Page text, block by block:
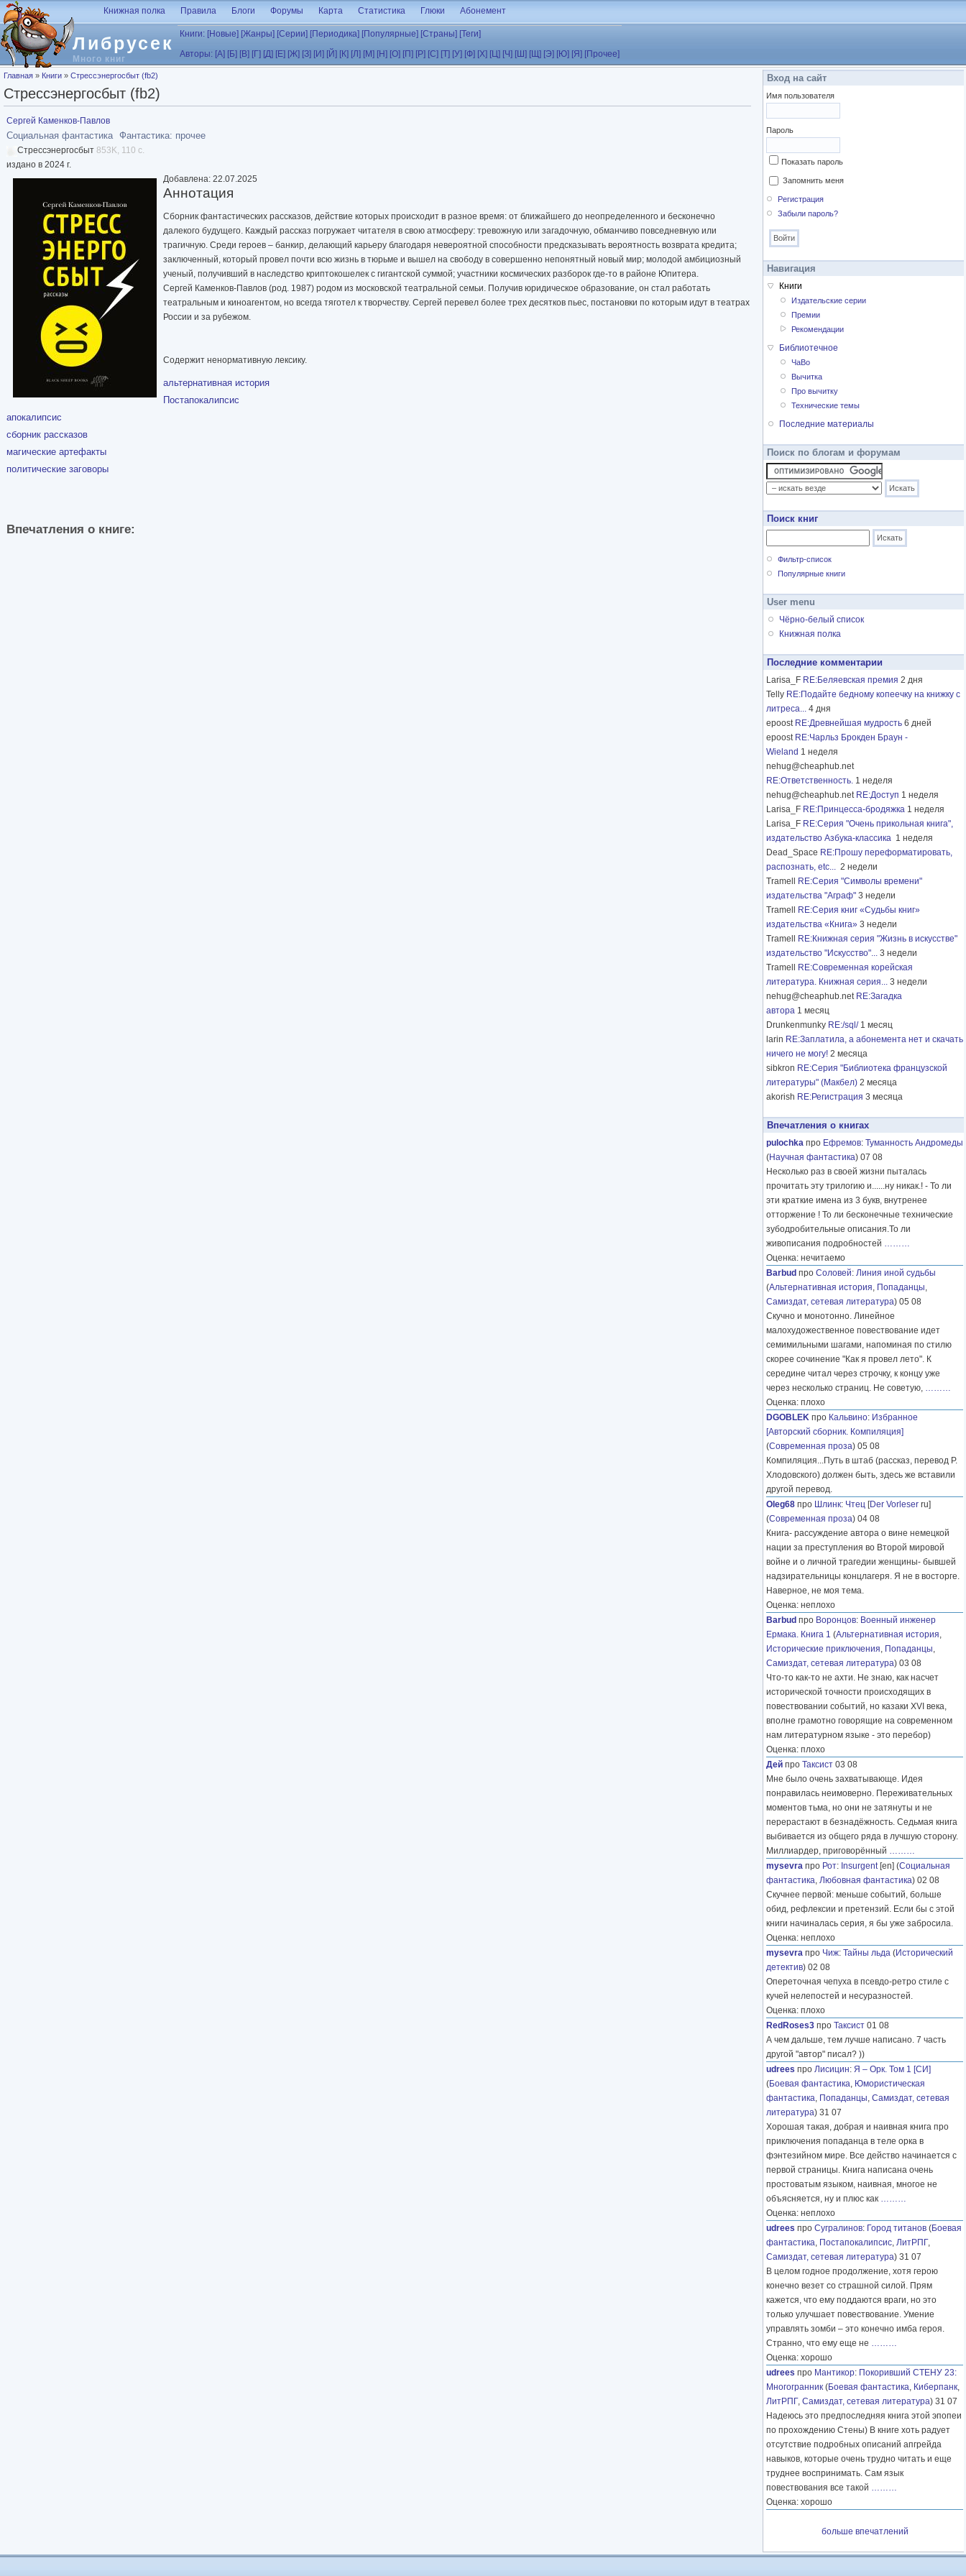
Перейти к основному содержанию
Либрусек
Много книг
Книжная полка Правила Блоги Форумы Карта Статистика Глюки Абонемент
Книги: [Новые] [Жанры] [Серии] [Периодика] [Популярные] [Страны] [Теги]
Авторы: [А] [Б] [В] [Г] [Д] [Е] [Ж] [З] [И] [Й] [К] [Л] [М] [Н] [О] [П] [Р] [С] [Т] [У] [Ф] [Х] [Ц] [Ч] [Ш] [Щ] [Э] [Ю] [Я] [Прочее]
Вы здесь
Главная » Книги » Стрессэнергосбыт (fb2)
Стрессэнергосбыт (fb2)
Сергей Каменков-Павлов
Социальная фантастика Фантастика: прочее
Стрессэнергосбыт 853K, 110 с.
издано в 2024 г.
Добавлена: 22.07.2025
Аннотация
Сборник фантастических рассказов, действие которых происходит в разное время: от ближайшего до неопределенного и бесконечно
далекого будущего. Каждый рассказ погружает читателя в свою атмосферу: тревожную или загадочную, обманчиво повседневную или
трагичную. Среди героев – банкир, делающий карьеру благодаря невероятной способности предсказывать вероятность возврата кредита;
заключенный, который провел почти всю жизнь в тюрьме и вышел на свободу в совершенно непонятный новый мир; молодой амбициозный
ученый, получивший в наследство криптокошелек с гигантской суммой; участники космических разборок где-то в районе Юпитера.
Сергей Каменков-Павлов (род. 1987) родом из московской театральной семьи. Получив юридическое образование, он стал работать
театральным и киноагентом, но всегда тяготел к творчеству. Сергей перевел более трех десятков пьес, постановки по которым идут в театрах
России и за рубежом.
Содержит ненормативную лексику.
альтернативная история
Постапокалипсис
апокалипсис
сборник рассказов
магические артефакты
политические заговоры
Впечатления о книге:
Вход на сайт
Имя пользователя
Пароль
Показать пароль
Запомнить меня
Регистрация
Забыли пароль?
Навигация
Книги
Издательские серии
Премии
Рекомендации
Библиотечное
ЧаВо
Вычитка
Про вычитку
Технические темы
Последние материалы
Поиск по блогам и форумам
Поиск книг
Фильтр-список
Популярные книги
User menu
Чёрно-белый список
Книжная полка
Последние комментарии
Larisa_F RE:Беляевская премия 2 дня
Telly RE:Подайте бедному копеечку на книжку с
литреса... 4 дня
epoost RE:Древнейшая мудрость 6 дней
epoost RE:Чарльз Брокден Браун -
Wieland 1 неделя
nehug@cheaphub.net
RE:Ответственность. 1 неделя
nehug@cheaphub.net RE:Доступ 1 неделя
Larisa_F RE:Принцесса-бродяжка 1 неделя
Larisa_F RE:Серия "Очень прикольная книга",
издательство Азбука-классика 1 неделя
Dead_Space RE:Прошу переформатировать,
распознать, etc... 2 недели
Tramell
RE:Серия "Символы времени"
издательства "Аграф" 3 недели
Tramell
RE:Серия книг «Судьбы книг»
издательства «Книга» 3 недели
Tramell
RE:Книжная серия "Жизнь в искусстве"
издательство "Искусство"... 3 недели
Tramell
RE:Современная корейская
литература. Книжная серия... 3 недели
nehug@cheaphub.net RE:Загадка
автора 1 месяц
Drunkenmunky RE:/sql/ 1 месяц
larin RE:Заплатила, а абонемента нет и скачать
ничего не могу! 2 месяца
sibkron RE:Серия "Библиотека французской
литературы" (Макбел) 2 месяца
akorish RE:Регистрация 3 месяца
Впечатления о книгах
pulochka про Ефремов: Туманность Андромеды
(Научная фантастика) 07 08
Несколько раз в своей жизни пыталась
прочитать эту трилогию и......ну никак.! - То ли
эти краткие имена из 3 букв, внутренее
отторжение ! То ли бесконечные технические
зубодробительные описания.То ли
живописания подробностей ………
Оценка: нечитаемо
Barbud про Соловей: Линия иной судьбы
(Альтернативная история, Попаданцы,
Самиздат, сетевая литература) 05 08
Скучно и монотонно. Линейное
малохудожественное повествование идет
семимильными шагами, напоминая по стилю
скорее сочинение "Как я провел лето". К
середине читал через строчку, к концу уже
через несколько страниц. Не советую, ………
Оценка: плохо
DGOBLEK про Кальвино: Избранное
[Авторский сборник. Компиляция]
(Современная проза) 05 08
Компиляция...Путь в штаб (рассказ, перевод Р.
Хлодовского) должен быть, здесь же вставили
другой перевод.
Oleg68 про Шлинк: Чтец [Der Vorleser ru]
(Современная проза) 04 08
Книга- рассуждение автора о вине немецкой
нации за преступления во Второй мировой
войне и о личной трагедии женщины- бывшей
надзирательницы концлагеря. Я не в восторге.
Наверное, не моя тема.
Оценка: неплохо
Barbud про Воронцов: Военный инженер
Ермака. Книга 1 (Альтернативная история,
Исторические приключения, Попаданцы,
Самиздат, сетевая литература) 03 08
Что-то как-то не ахти. Не знаю, как насчет
исторической точности происходящих в
повествовании событий, но казаки XVI века,
вполне грамотно говорящие на современном
нам литературном языке - это перебор)
Оценка: плохо
Дей про Таксист 03 08
Мне было очень захватывающе. Идея
понравилась неимоверно. Переживательных
моментов тьма, но они не затянуты и не
перерастают в безнадёжность. Седьмая книга
выбивается из общего ряда в лучшую сторону.
Миллиардер, приговорённый ………
mysevra про Рот: Insurgent[en] (Социальная
фантастика, Любовная фантастика) 02 08
Скучнее первой: меньше событий, больше
обид, рефлексии и претензий. Если бы с этой
книги начиналась серия, я бы уже забросила.
Оценка: неплохо
mysevra про Чиж: Тайны льда (Исторический
детектив) 02 08
Опереточная чепуха в псевдо-ретро стиле с
кучей нелепостей и несуразностей.
Оценка: плохо
RedRoses3 про Таксист 01 08
А чем дальше, тем лучше написано. 7 часть
другой "автор" писал? ))
udrees про Лисицин: Я – Орк. Том 1 [СИ]
(Боевая фантастика, Юмористическая
фантастика, Попаданцы, Самиздат, сетевая
литература) 31 07
Хорошая такая, добрая и наивная книга про
приключения попаданца в теле орка в
фэнтезийном мире. Все действо начинается с
первой страницы. Книга написана очень
простоватым языком, наивная, многое не
объясняется, ну и плюс как ………
Оценка: неплохо
udrees про Сугралинов: Город титанов (Боевая
фантастика, Постапокалипсис, ЛитРПГ,
Самиздат, сетевая литература) 31 07
В целом годное продолжение, хотя герою
конечно везет со страшной силой. Прям
кажется, что ему поддаются враги, но это
только улучшает повествование. Умение
управлять зомби – это конечно имба героя.
Странно, что ему еще не ………
Оценка: хорошо
udrees про Мантикор: Покоривший СТЕНУ 23:
Многогранник (Боевая фантастика, Киберпанк,
ЛитРПГ, Самиздат, сетевая литература) 31 07
Надеюсь это предпоследняя книга этой эпопеи
по прохождению Стены) В книге хоть радует
отсутствие подробных описаний апгрейда
навыков, которые очень трудно читать и еще
труднее воспринимать. Сам язык
повествования все такой ………
Оценка: хорошо
больше впечатлений